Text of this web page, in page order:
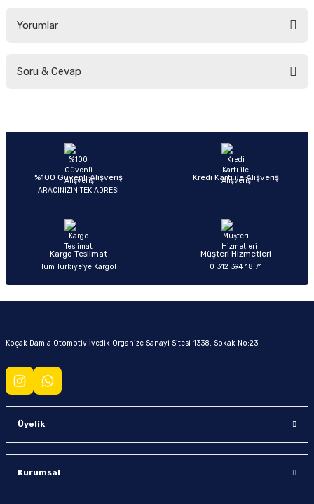
Yorumlar
Soru & Cevap
Ürün hakkında henüz soru sorulmamış.
%100 Güvenli Alışveriş
ARACINIZIN TEK ADRESİ
Kredi Kartı ile Alışveriş
Kargo Teslimat
Tüm Türkiye’ye Kargo!
Müşteri Hizmetleri
0 312 394 18 71
Koçak Damla Otomotiv İvedik Organize Sanayi Sitesi 1338. Sokak No:23
Üyelik
Kurumsal